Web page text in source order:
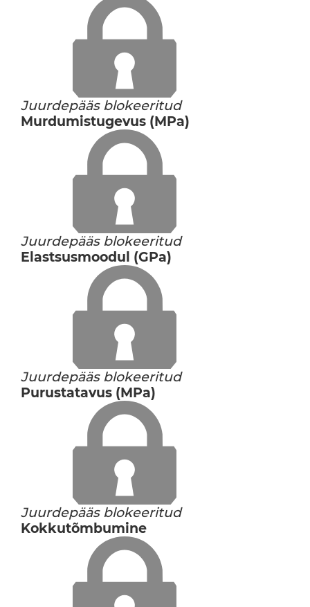
Juurdepääs blokeeritud
Murdumistugevus (MPa)
Juurdepääs blokeeritud
Elastsusmoodul (GPa)
Juurdepääs blokeeritud
Purustatavus (MPa)
Juurdepääs blokeeritud
Kokkutõmbumine